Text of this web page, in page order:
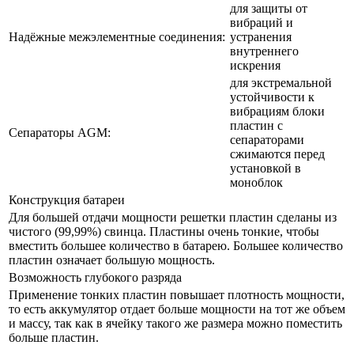
Надёжные межэлементные соединения:
для защиты от
вибраций и
устранения
внутреннего
искрения
Сепараторы AGM:
для экстремальной
устойчивости к
вибрациям блоки
пластин с
сепараторами
сжимаются перед
установкой в
моноблок
Конструкция батареи
Для большей отдачи мощности решетки пластин сделаны из
чистого (99,99%) свинца. Пластины очень тонкие, чтобы
вместить большее количество в батарею. Большее количество
пластин означает большую мощность.
Возможность глубокого разряда
Применение тонких пластин повышает плотность мощности,
то есть аккумулятор отдает больше мощности на тот же объем
и массу, так как в ячейку такого же размера можно поместить
больше пластин.